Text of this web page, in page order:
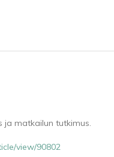
ja matkailun tutkimus.
view/90802